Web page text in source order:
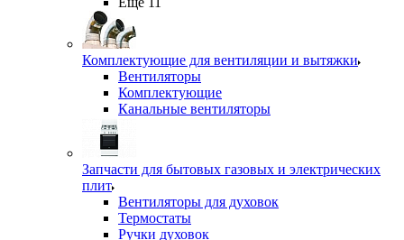
Комплектующие для вентиляции и вытяжки
Вентиляторы
Комплектующие
Канальные вентиляторы
Запчасти для бытовых газовых и электрических
плит
Вентиляторы для духовок
Термостаты
Ручки духовок